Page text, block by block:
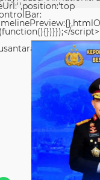
script>
<center>